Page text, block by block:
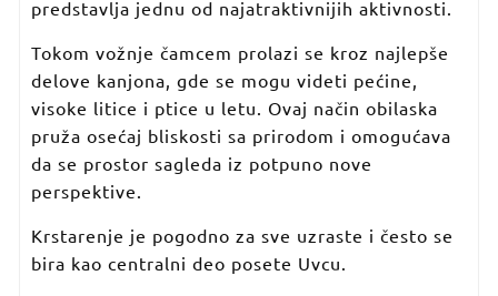
predstavlja jednu od najatraktivnijih aktivnosti.
Tokom vožnje čamcem prolazi se kroz najlepše
delove kanjona, gde se mogu videti pećine,
visoke litice i ptice u letu. Ovaj način obilaska
pruža osećaj bliskosti sa prirodom i omogućava
da se prostor sagleda iz potpuno nove
perspektive.
Krstarenje je pogodno za sve uzraste i često se
bira kao centralni deo posete Uvcu.